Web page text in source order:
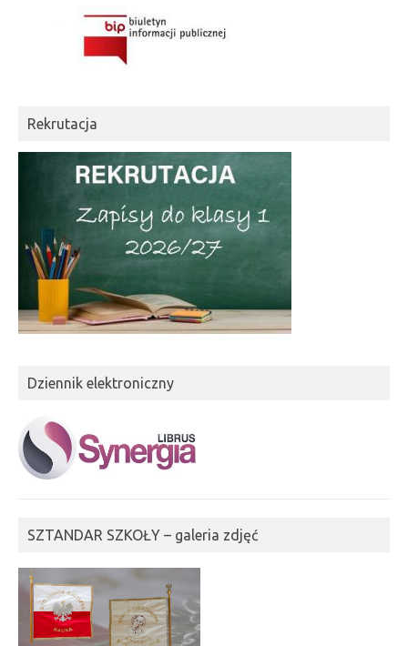
Rekrutacja
Dziennik elektroniczny
SZTANDAR SZKOŁY – galeria zdjęć